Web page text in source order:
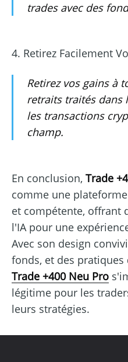
trades avec des
4. Retirez Facilement
Retirez vos gains à
retraits traités dans
les transactions
champ.
En conclusion, Trade
comme une
et compétente, offrant
l'IA pour une
Avec son design
fonds, et des pratiques
Trade +400 Neu Pro
légitime pour les
leurs stratégies.